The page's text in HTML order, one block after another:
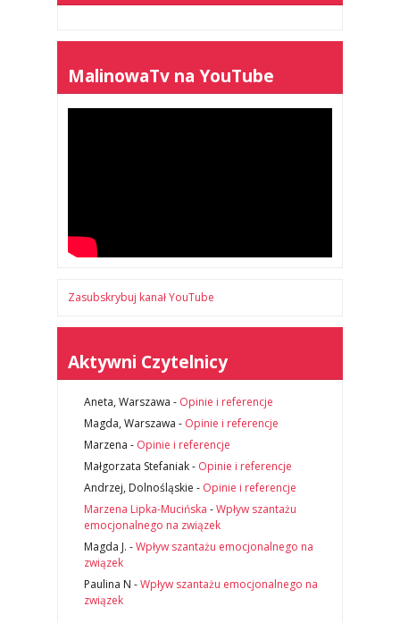
MalinowaTv na YouTube
Zasubskrybuj kanał YouTube
Aktywni Czytelnicy
Aneta, Warszawa - Opinie i referencje
Magda, Warszawa - Opinie i referencje
Marzena - Opinie i referencje
Małgorzata Stefaniak- Opinie i referencje
Andrzej, Dolnośląskie - Opinie i referencje
Marzena Lipka-Mucińska -Wpływ szantażu
emocjonalnego na związek
Magda J. -Wpływ szantażu emocjonalnego na
związek
Paulina N -Wpływ szantażu emocjonalnego na
związek